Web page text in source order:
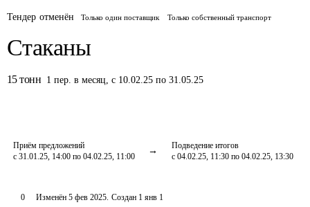
Тендер отменён Только один поставщик Только собственный транспорт
Стаканы
15 тонн 1 пер. в месяц,с 10.02.25 по 31.05.25
Приём предложений
с 31.01.25, 14:00 по 04.02.25, 11:00
Подведение итогов
с 04.02.25, 11:30 по 04.02.25, 13:30
0 Изменён 5 фев 2025. Создан 1 янв 1